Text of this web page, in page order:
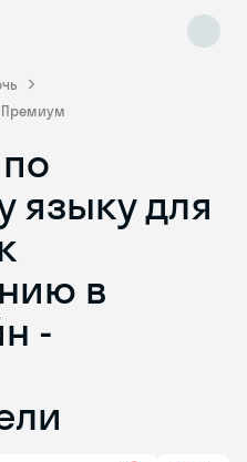
Премиум
языку для
в
-